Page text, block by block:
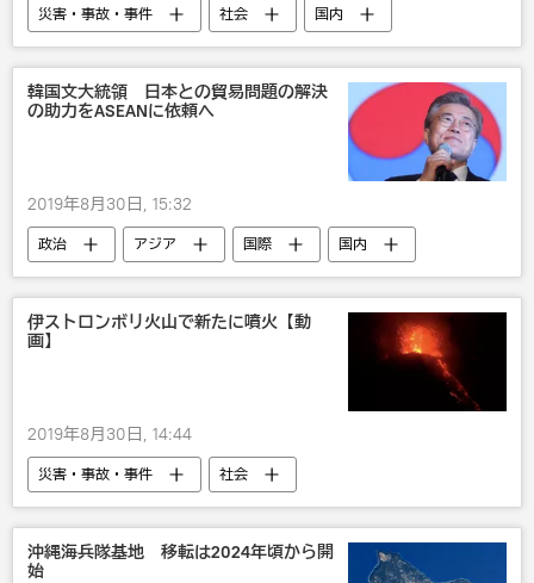
災害・事故・事件 社会 国内
韓国文大統領 日本との貿易問題の解決
の助力をASEANに依頼へ
2019年8月30日, 15:32
政治 アジア 国際
国内
韓国
東南アジア諸国連合
日韓関係の緊張増大
伊ストロンボリ火山で新たに噴火【動
画】
2019年8月30日, 14:44
災害・事故・事件 社会
沖縄海兵隊基地 移転は2024年頃から開
始